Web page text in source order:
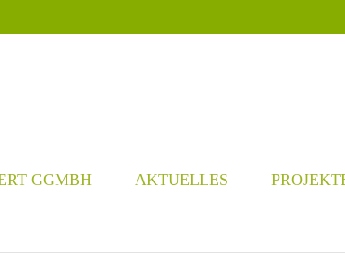
GGMBH AKTUELLES